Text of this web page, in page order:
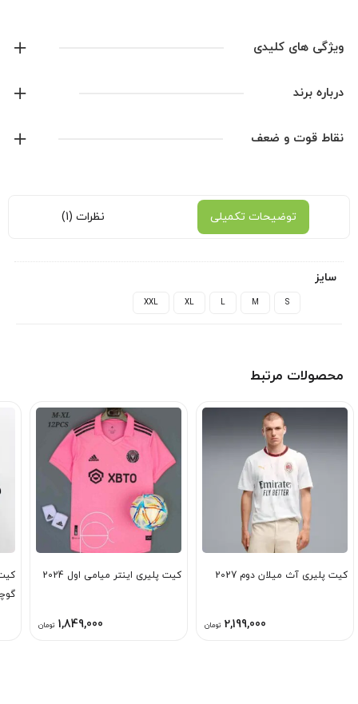
ویژگی های کلیدی
کیفیت پلیری
درباره برند
آدیداس
نقاط قوت و ضعف
توضیحات تکمیلی نظرات (1)
سایز
S
M
L
XL
XXL
محصولات مرتبط
کیت پلیری آث میلان دوم 2027
2,199,000 تومان
کیت پلیری اینتر میامی اول 2024
1,849,000 تومان